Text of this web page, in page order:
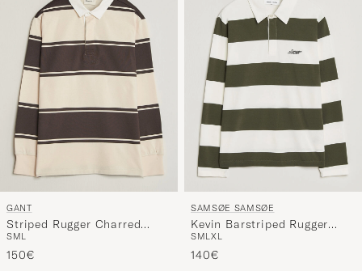
GANT
Striped Rugger Charred
Wood Brown
SML
150€
SAMSØE SAMSØE
Kevin Barstriped Rugger
Forest Night/White
SMLXL
140€